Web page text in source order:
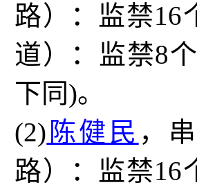
路）：监禁16
道）：监禁8
下同)。
(2) 陈健民 ，
路）：监禁16